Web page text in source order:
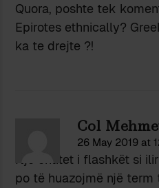
Quora, poshte tek
Epirotes ethnically?
ka te drejte ?!
Col
26 May 2019 at
Një entitet i flashkët si
po të huazojmë një term